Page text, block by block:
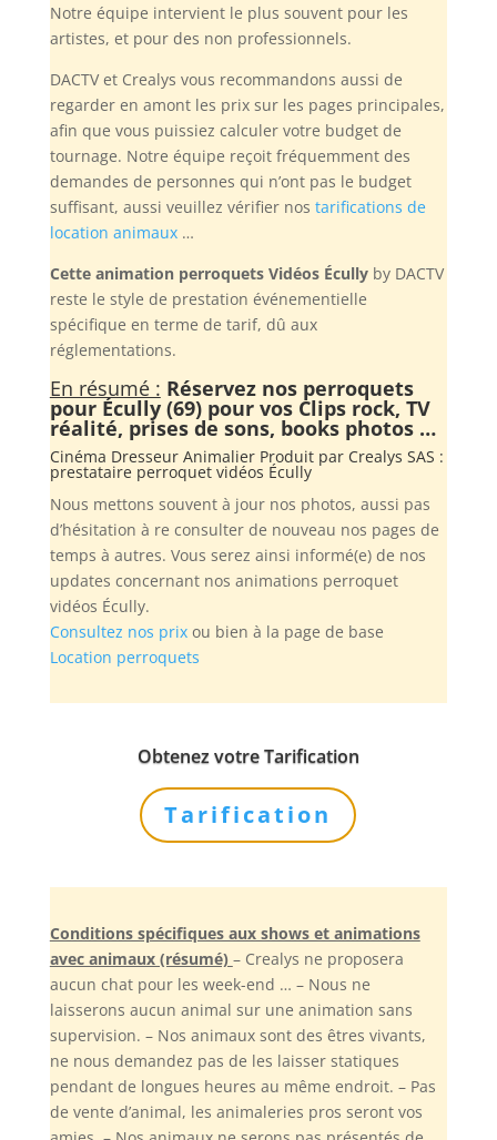
Notre équipe intervient le plus souvent pour les
artistes, et pour des non professionnels.
DACTV et Crealys vous recommandons aussi de
regarder en amont les prix sur les pages principales,
afin que vous puissiez calculer votre budget de
tournage. Notre équipe reçoit fréquemment des
demandes de personnes qui n’ont pas le budget
suffisant, aussi veuillez vérifier nos tarifications de
location animaux…
Cette animation perroquets Vidéos Écullyby DACTV
reste le style de prestation événementielle
spécifique en terme de tarif, dû aux
réglementations.
En résumé : Réservez nos perroquets
pour Écully (69) pour vos Clips rock, TV
réalité, prises de sons, books photos …
Cinéma Dresseur Animalier Produit par Crealys SAS :
prestataire perroquet vidéos Écully
Nous mettons souvent à jour nos photos, aussi pas
d’hésitation à re consulter de nouveau nos pages de
temps à autres. Vous serez ainsi informé(e) de nos
updates concernant nos animations perroquet
vidéos Écully.
Consultez nos prixou bien à la page de base
Location perroquets
Obtenez votre Tarification
Tarification
Conditions spécifiques aux shows et animations
avec animaux (résumé) – Crealys ne proposera
aucun chat pour les week-end … – Nous ne
laisserons aucun animal sur une animation sans
supervision. – Nos animaux sont des êtres vivants,
ne nous demandez pas de les laisser statiques
pendant de longues heures au même endroit. – Pas
de vente d’animal, les animaleries pros seront vos